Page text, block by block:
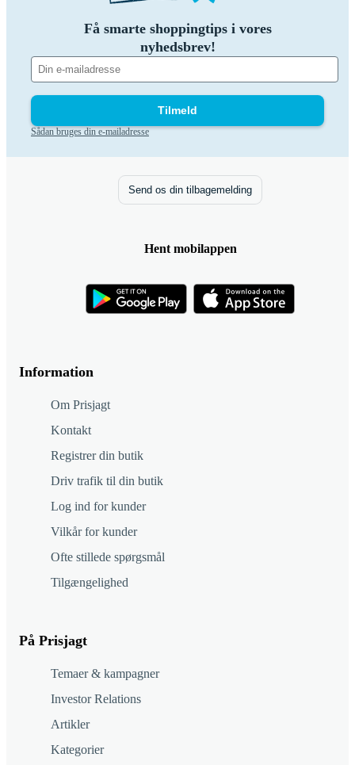
Få smarte shoppingtips i vores
nyhedsbrev!
Tilmeld
Sådan bruges din e-mailadresse
Information
Om Prisjagt
Kontakt
Registrer din butik
Driv trafik til din butik
Log ind for kunder
Vilkår for kunder
Ofte stillede spørgsmål
Tilgængelighed
På Prisjagt
Temaer & kampagner
Investor Relations
Artikler
Kategorier
Send os din tilbagemelding
Hent mobilappen